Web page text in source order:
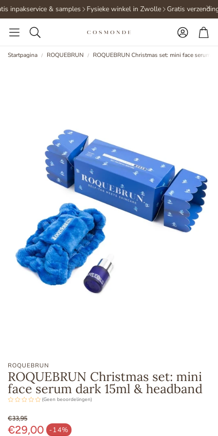
inpakservice & samples Fysieke winkel in Zwolle Gratis
Zoeken
Startpagina ROQUEBRUN ROQUEBRUN Christmas set: mini face serum
ROQUEBRUN
ROQUEBRUN Christmas set: mini
face serum dark 15ml & headband
(Geen beoordelingen)
€29,00 -14%
Normale prijs
€33,95